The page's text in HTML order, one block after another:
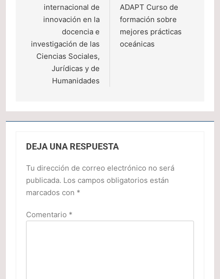
entradas
internacional de
innovación en la
docencia e
investigación de las
Ciencias Sociales,
Jurídicas y de
Humanidades
ADAPT Curso de
formación sobre
mejores prácticas
oceánicas
DEJA UNA RESPUESTA
Tu dirección de correo electrónico no será
publicada. Los campos obligatorios están
marcados con *
Comentario *